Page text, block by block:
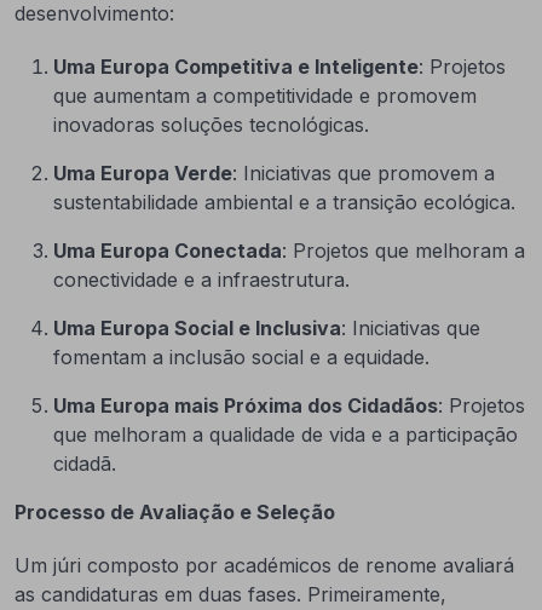
desenvolvimento:
Uma Europa Competitiva e Inteligente: Projetos
que aumentam a competitividade e promovem
inovadoras soluções tecnológicas.
Uma Europa Verde: Iniciativas que promovem a
sustentabilidade ambiental e a transição ecológica.
Uma Europa Conectada: Projetos que melhoram a
conectividade e a infraestrutura.
Uma Europa Social e Inclusiva: Iniciativas que
fomentam a inclusão social e a equidade.
Uma Europa mais Próxima dos Cidadãos: Projetos
que melhoram a qualidade de vida e a participação
cidadã.
Processo de Avaliação e Seleção
Um júri composto por académicos de renome avaliará
as candidaturas em duas fases. Primeiramente,